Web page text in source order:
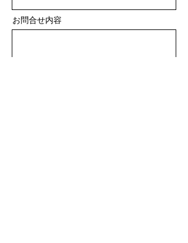
お問合せ内容